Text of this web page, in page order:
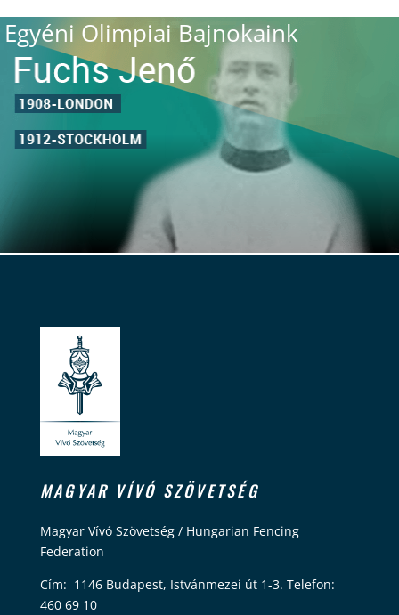
Egyéni Olimpiai Bajnokaink
MAGYAR VÍVÓ SZÖVETSÉG
Magyar Vívó Szövetség / Hungarian Fencing
Federation
Cím: 1146 Budapest, Istvánmezei út 1-3. Telefon:
460 69 10